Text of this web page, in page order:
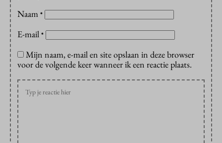
Naam *
E-mail *
Mijn naam, e-mail en site opslaan in deze browser
voor de volgende keer wanneer ik een reactie plaats.